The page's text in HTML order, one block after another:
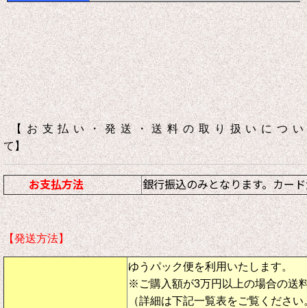
【お支払い・発送・送料の取り扱いについ
て】
お支払方法 銀行振込のみとなります。カー
【発送方法】
ゆうパック便を利用いたします。
※ご購入額が3万円以上の場合の送
（詳細は下記一覧表をご覧ください